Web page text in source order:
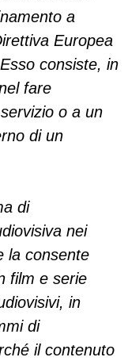
a
Europea
consiste, in
fare
o a un
di un
di
nei
la consente
film e serie
in
di
il contenuto